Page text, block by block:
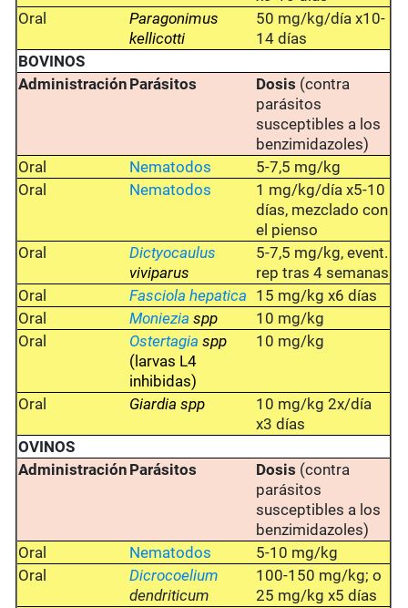
Oral
Paragonimus
kellicotti
50 mg/kg/día x10-
14 días
BOVINOS
Administración Parásitos Dosis (contra
parásitos
susceptibles a los
benzimidazoles)
Oral
Nematodos
5-7,5 mg/kg
Oral
Nematodos
1 mg/kg/día x5-10
días, mezclado con
el pienso
Oral
Dictyocaulus
viviparus
5-7,5 mg/kg, event.
rep tras 4 semanas
Oral
Fasciola hepatica 15 mg/kg x6 días
Oral
Moniezia spp
10 mg/kg
Oral
Ostertagia spp
(larvas L4
inhibidas)
10 mg/kg
Oral Giardia spp
10 mg/kg 2x/día
x3 días
OVINOS
Administración Parásitos Dosis (contra
parásitos
susceptibles a los
benzimidazoles)
Oral
Nematodos
5-10 mg/kg
Oral
Dicrocoelium
dendriticum
100-150 mg/kg; o
25 mg/kg x5 días